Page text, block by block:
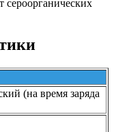
(на время заряда